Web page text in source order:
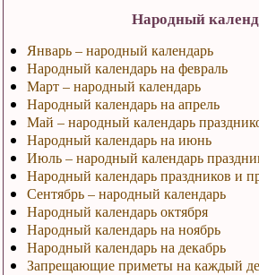
Народный
Январь – народный календарь
Народный календарь на февраль
Март – народный календарь
Народный календарь на апрель
Май – народный календарь
Народный календарь на июнь
Июль – народный календарь
Народный календарь праздников и
Сентябрь – народный календарь
Народный календарь октября
Народный календарь на ноябрь
Народный календарь на декабрь
Запрещающие приметы на каждый